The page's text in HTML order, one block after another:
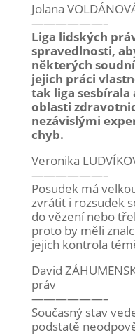
Jolana
——————–
Liga lidských
spravedlnosti,
některých
jejich práci
tak liga sesbírala
oblasti
nezávislými
chyb.
Veronika
——————–
Posudek má
zvrátit i rozsudek
do vězení nebo
proto by měli
jejich kontrola
David
práv
——————–
Současný stav
podstatě